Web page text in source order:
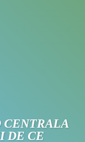
CENTRALA
DE CE